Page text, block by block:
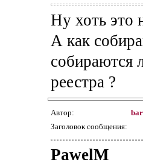
Ну хоть это
А как
собираются
реестра ?
Автор:
Заголовок сообщения:
PawelM